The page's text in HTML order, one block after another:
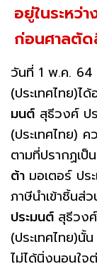
อยู่ในระหว่
ก่อนศาลตั
วันที่ 1 พ.ค. 64
(ประเทศไทย)
มนต์ สุธีวงศ์ ป
(ประเทศไทย) ค
ตามที่ปรากฏเ
ต้า มอเตอร์ ปร
ภาษีนำเข้าชิ้น
ประมนต์ สุธีวง
(ประเทศไทย)นั้
ไม่ได้นิ่งนอนใ